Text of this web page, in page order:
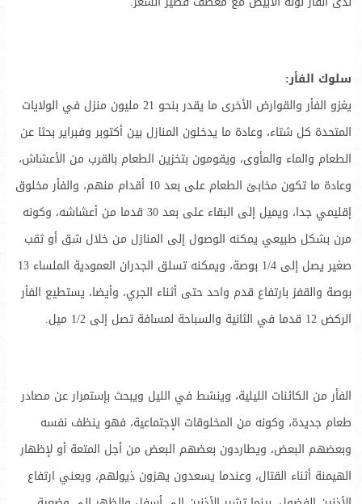
سلوك الفأر:
يغزو الفأر والقوارض الأخرى ما يقدر بنحو 21 مليون منزل في الولايات
المتحدة كل شتاء، وعادة ما يدخلون المنازل بين أكتوبر وفبراير بحثا عن
الطعام والماء والمأوى، ويقومون بتخزين الطعام بالقرب من الأعشاش،
وعادة ما تكون مخابئ الطعام على بعد 10 أقدام منهم، والفأر مخلوق
إقليمي جدا، ويميل إلى البقاء على بعد 30 قدما من أعشاشه، وكونه
مرن بشكل طبيعي يمكنه الوصول إلى المنازل من خلال شق أو ثقب
صغير يصل إلى 1/4 بوصة، ويمكنه تسلق الجدران العمودية الملساء 13
بوصة والقفز بارتفاع قدم واحد حتى أثناء الجري، وأيضا، يستطيع الفأر
الركض 12 قدما في الثانية والسباحة لمسافة تصل إلى 1/2 ميل.
الفأر من الكائنات الليلية، وينشط في الليل ويبحث بإستمرار عن مصادر
طعام جديدة، وكونه من المخلوقات الإجتماعية، فهو ينظف نفسه
وبعضهم البعض، ويطاردون بعضهم البعض من أجل المتعة أو لإظهار
الهيمنة أثناء القتال، وعندما يسعدون يهزون ذيولهم، ويعني ارتفاع